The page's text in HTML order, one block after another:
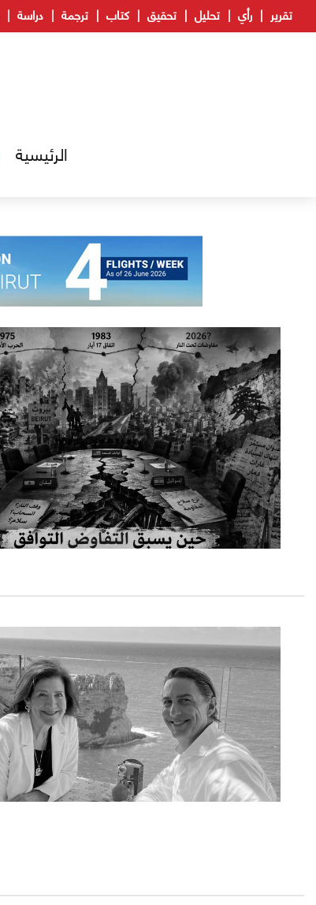
تقرير رأي تحليل تحقيق كتاب ترجمة دراسة
الرئيسية